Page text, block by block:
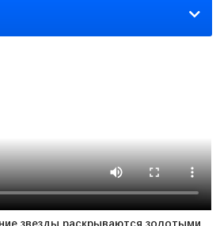
звезды раскрываются золотыми